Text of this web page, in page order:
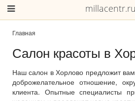
millacentr.ru
Главная
Салон красоты в
Наш салон в Хорлово предложит
доброжелательное отношение,
клиента. Опытные специалисты